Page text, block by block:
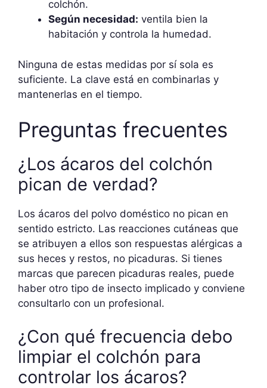
colchón.
Según necesidad: ventila bien la
habitación y controla la humedad.
Ninguna de estas medidas por sí sola es
suficiente. La clave está en combinarlas y
mantenerlas en el tiempo.
Preguntas frecuentes
¿Los ácaros del colchón
pican de verdad?
Los ácaros del polvo doméstico no pican en
sentido estricto. Las reacciones cutáneas que
se atribuyen a ellos son respuestas alérgicas a
sus heces y restos, no picaduras. Si tienes
marcas que parecen picaduras reales, puede
haber otro tipo de insecto implicado y conviene
consultarlo con un profesional.
¿Con qué frecuencia debo
limpiar el colchón para
controlar los ácaros?